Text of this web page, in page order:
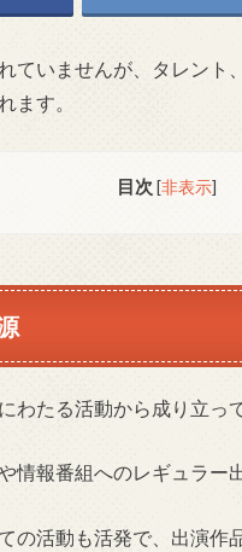
ていませんが、タレント
ます。
目次 [非表示]
わたる活動から成り立っ
情報番組へのレギュラー
の活動も活発で、出演作